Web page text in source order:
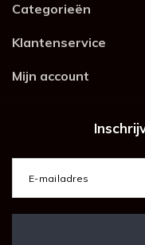
Categorieën
Klantenservice
Mijn account